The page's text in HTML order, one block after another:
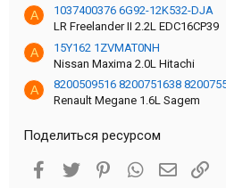
A
1037400376 6G92-12K532-DJA
LR Freelander II 2.2L EDC16CP39
A
15Y162 1ZVMAT0NH
Nissan Maxima 2.0L Hitachi
A
8200509516 8200751638
Renault Megane 1.6L Sagem
Поделиться ресурсом
Facebook
Twitter PinterestWhatsApp